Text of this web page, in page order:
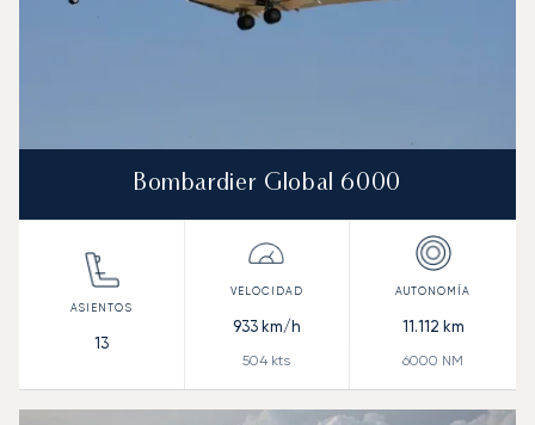
Bombardier Global 6000
13
933km/h
504 kts
11.112 km
6000 NM